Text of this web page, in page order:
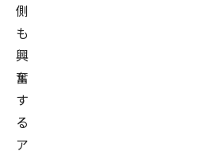
側
も
興
奮
す
る
ア